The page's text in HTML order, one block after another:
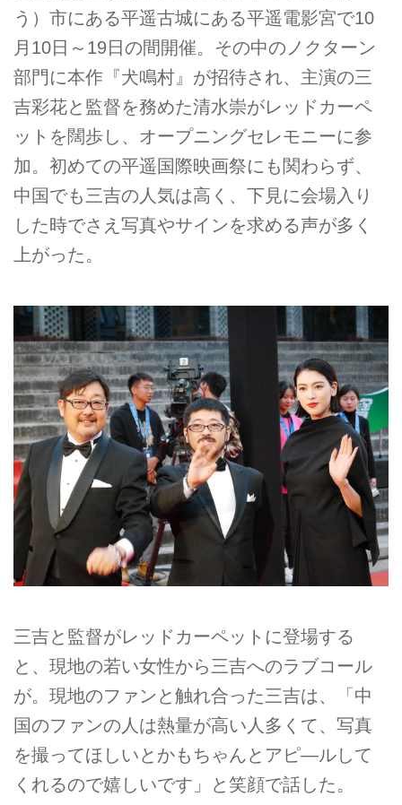
う）市にある平遥古城にある平遥電影宮で10
月10日～19日の間開催。その中のノクターン
部門に本作『犬鳴村』が招待され、主演の三
吉彩花と監督を務めた清水崇がレッドカーペ
ットを闊歩し、オープニングセレモニーに参
加。初めての平遥国際映画祭にも関わらず、
中国でも三吉の人気は高く、下見に会場入り
した時でさえ写真やサインを求める声が多く
上がった。
三吉と監督がレッドカーペットに登場する
と、現地の若い女性から三吉へのラブコール
が。現地のファンと触れ合った三吉は、「中
国のファンの人は熱量が高い人多くて、写真
を撮ってほしいとかもちゃんとアピ―ルして
くれるので嬉しいです」と笑顔で話した。